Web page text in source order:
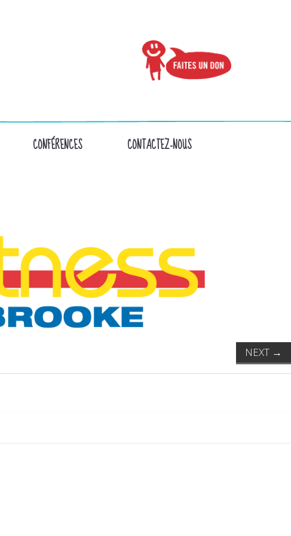
CONFÉRENCES CONTACTEZ-NOUS
NEXT →